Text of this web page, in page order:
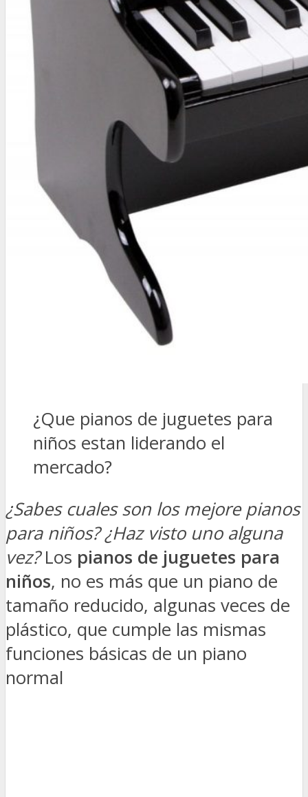
¿Que pianos de juguetes para
niños estan liderando el
mercado?
¿Sabes cuales son los mejore pianos
para niños? ¿Haz visto uno alguna
vez?Los pianos de juguetes para
niños, no es más que un piano de
tamaño reducido, algunas veces de
plástico, que cumple las mismas
funciones básicas de un piano
normal